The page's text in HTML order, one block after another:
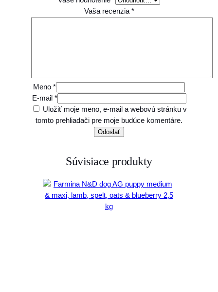
Vaša recenzia *
Meno *
E-mail *
Uložiť moje meno, e-mail a webovú stránku v
tomto prehliadači pre moje budúce komentáre.
Súvisiace produkty